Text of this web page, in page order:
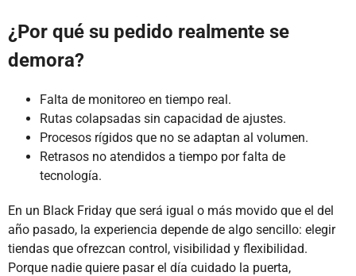
¿Por qué su pedido realmente se
demora?
Falta de monitoreo en tiempo real.
Rutas colapsadas sin capacidad de ajustes.
Procesos rígidos que no se adaptan al volumen.
Retrasos no atendidos a tiempo por falta de
tecnología.
En un Black Friday que será igual o más movido que el del
año pasado, la experiencia depende de algo sencillo: elegir
tiendas que ofrezcan control, visibilidad y flexibilidad.
Porque nadie quiere pasar el día cuidado la puerta,